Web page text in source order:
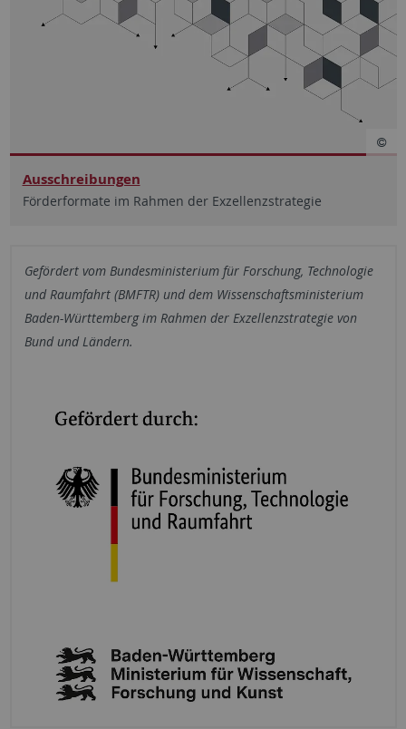
Ausschreibungen
Förderformate im Rahmen der Exzellenzstrategie
Gefördert vom Bundesministerium für Forschung, Technologie
und Raumfahrt (BMFTR) und dem Wissenschaftsministerium
Baden-Württemberg im Rahmen der Exzellenzstrategie von
Bund und Ländern.